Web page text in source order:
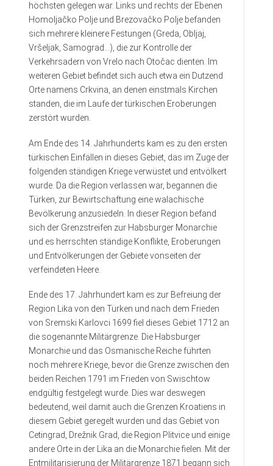
höchsten gelegen war. Links und rechts der Ebenen
Homoljačko Polje und Brezovačko Polje befanden
sich mehrere kleinere Festungen (Greda, Obljaj,
Vršeljak, Samograd…), die zur Kontrolle der
Verkehrsadern von Vrelo nach Otočac dienten. Im
weiteren Gebiet befindet sich auch etwa ein Dutzend
Orte namens Crkvina, an denen einstmals Kirchen
standen, die im Laufe der türkischen Eroberungen
zerstört wurden.
Am Ende des 14. Jahrhunderts kam es zu den ersten
türkischen Einfällen in dieses Gebiet, das im Zuge der
folgenden ständigen Kriege verwüstet und entvölkert
wurde. Da die Region verlassen war, begannen die
Türken, zur Bewirtschaftung eine walachische
Bevölkerung anzusiedeln. In dieser Region befand
sich der Grenzstreifen zur Habsburger Monarchie
und es herrschten ständige Konflikte, Eroberungen
und Entvölkerungen der Gebiete vonseiten der
verfeindeten Heere.
Ende des 17. Jahrhundert kam es zur Befreiung der
Region Lika von den Türken und nach dem Frieden
von Sremski Karlovci 1699 fiel dieses Gebiet 1712 an
die sogenannte Militärgrenze. Die Habsburger
Monarchie und das Osmanische Reiche führten
noch mehrere Kriege, bevor die Grenze zwischen den
beiden Reichen 1791 im Frieden von Swischtow
endgültig festgelegt wurde. Dies war deswegen
bedeutend, weil damit auch die Grenzen Kroatiens in
diesem Gebiet geregelt wurden und das Gebiet von
Cetingrad, Drežnik Grad, die Region Plitvice und einige
andere Orte in der Lika an die Monarchie fielen. Mit der
Entmilitarisierung der Militärgrenze 1871 begann sich